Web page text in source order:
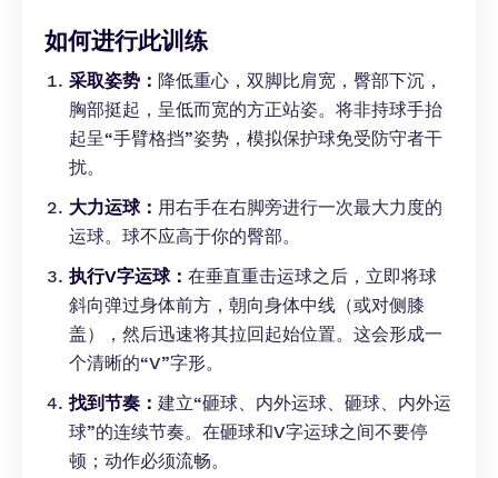
如何进行此训练
采取姿势： 降低重心，双脚比肩宽，臀部下沉，
胸部挺起，呈低而宽的方正站姿。将非持球手抬
起呈“手臂格挡”姿势，模拟保护球免受防守者干
扰。
大力运球： 用右手在右脚旁进行一次最大力度的
运球。球不应高于你的臀部。
执行V字运球： 在垂直重击运球之后，立即将球
斜向弹过身体前方，朝向身体中线（或对侧膝
盖），然后迅速将其拉回起始位置。这会形成一
个清晰的“V”字形。
找到节奏： 建立“砸球、内外运球、砸球、内外运
球”的连续节奏。在砸球和V字运球之间不要停
顿；动作必须流畅。